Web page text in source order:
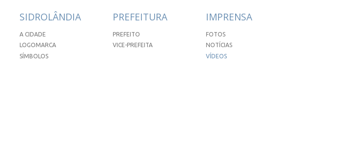
SIDROLÂNDIA
A CIDADE
LOGOMARCA
SÍMBOLOS
PREFEITURA
PREFEITO
VICE-PREFEITA
IMPRENSA
FOTOS
NOTÍCIAS
VÍDEOS